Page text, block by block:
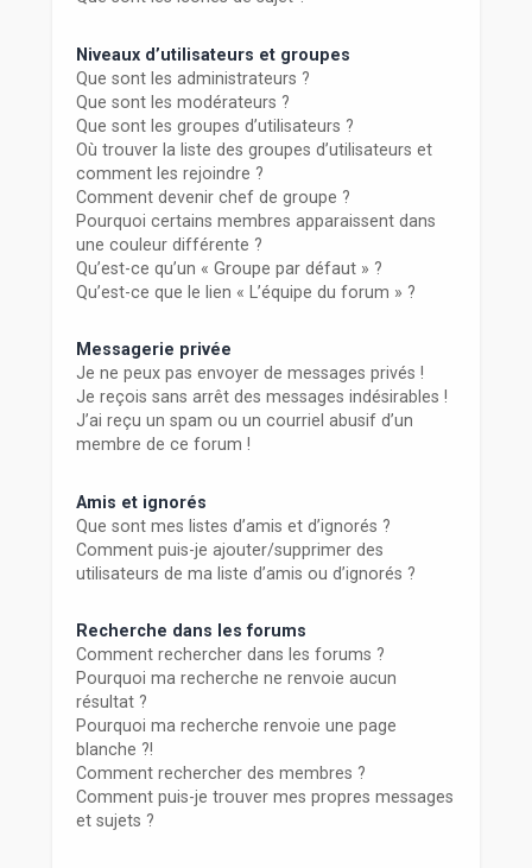
Niveaux d’utilisateurs et groupes
Que sont les administrateurs ?
Que sont les modérateurs ?
Que sont les groupes d’utilisateurs ?
Où trouver la liste des groupes d’utilisateurs et
comment les rejoindre ?
Comment devenir chef de groupe ?
Pourquoi certains membres apparaissent dans
une couleur différente ?
Qu’est-ce qu’un « Groupe par défaut » ?
Qu’est-ce que le lien « L’équipe du forum » ?
Messagerie privée
Je ne peux pas envoyer de messages privés !
Je reçois sans arrêt des messages indésirables !
J’ai reçu un spam ou un courriel abusif d’un
membre de ce forum !
Amis et ignorés
Que sont mes listes d’amis et d’ignorés ?
Comment puis-je ajouter/supprimer des
utilisateurs de ma liste d’amis ou d’ignorés ?
Recherche dans les forums
Comment rechercher dans les forums ?
Pourquoi ma recherche ne renvoie aucun
résultat ?
Pourquoi ma recherche renvoie une page
blanche ?!
Comment rechercher des membres ?
Comment puis-je trouver mes propres messages
et sujets ?